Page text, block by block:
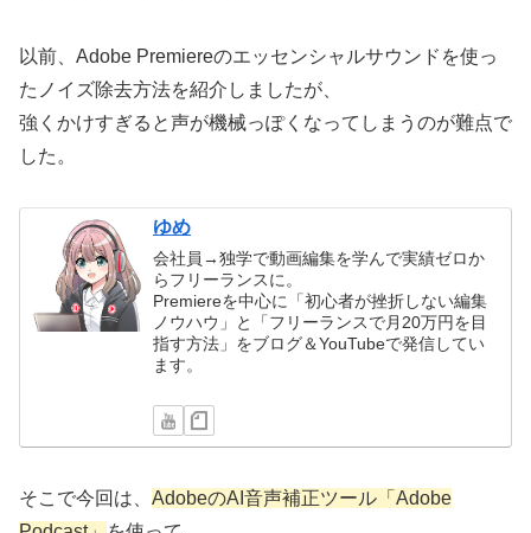
以前、Adobe Premiereのエッセンシャルサウンドを使っ
たノイズ除去方法を紹介しましたが、
強くかけすぎると声が機械っぽくなってしまうのが難点で
した。
ゆめ
会社員→独学で動画編集を学んで実績ゼロか
らフリーランスに。
Premiereを中心に「初心者が挫折しない編集
ノウハウ」と「フリーランスで月20万円を目
指す方法」をブログ＆YouTubeで発信してい
ます。
そこで今回は、 AdobeのAI音声補正ツール「Adobe